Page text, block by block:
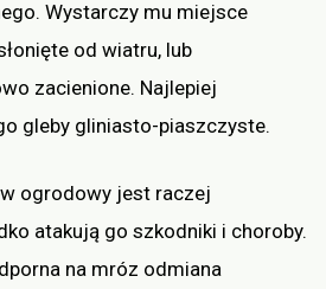
Wystarczy mu miejsce
od wiatru, lub
zacienione. Najlepiej
gleby gliniasto-piaszczyste.
ogrodowy jest raczej
atakują go szkodniki i choroby.
na mróz odmiana